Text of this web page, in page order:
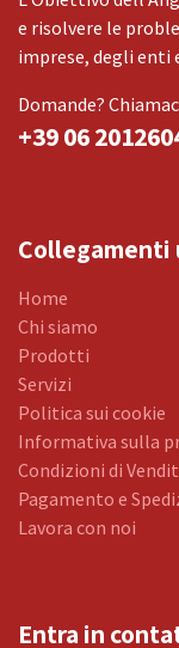
e risolvere le
imprese, degli enti
Domande?
+39 06
Home
Chi siamo
Prodotti
Servizi
Politica sui cookie
Informativa sulla
Condizioni di
Pagamento e
Lavora con noi
Entra in